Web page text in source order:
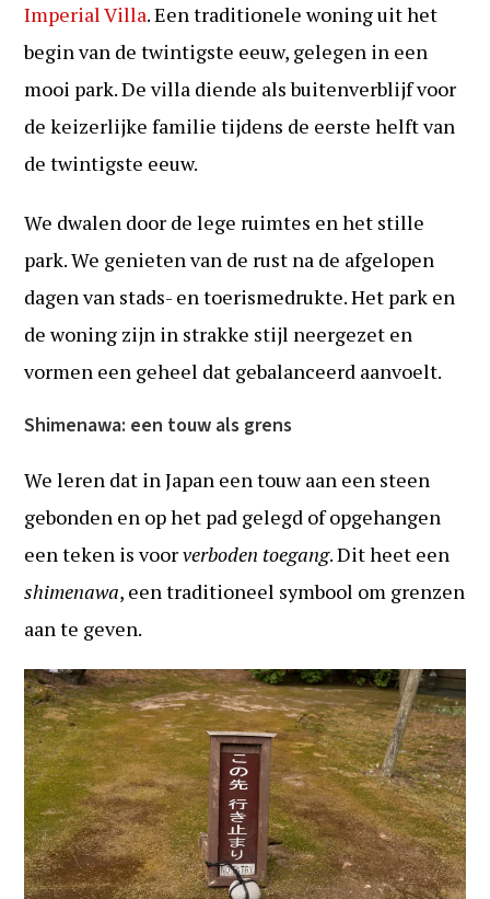
Imperial Villa. Een traditionele woning uit het
begin van de twintigste eeuw, gelegen in een
mooi park. De villa diende als buitenverblijf voor
de keizerlijke familie tijdens de eerste helft van
de twintigste eeuw.
We dwalen door de lege ruimtes en het stille
park. We genieten van de rust na de afgelopen
dagen van stads- en toerismedrukte. Het park en
de woning zijn in strakke stijl neergezet en
vormen een geheel dat gebalanceerd aanvoelt.
Shimenawa: een touw als grens
We leren dat in Japan een touw aan een steen
gebonden en op het pad gelegd of opgehangen
een teken is voorverboden toegang. Dit heet een
shimenawa, een traditioneel symbool om grenzen
aan te geven.